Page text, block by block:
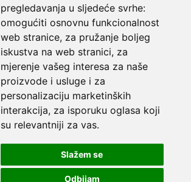
pregledavanja u sljedeće svrhe:
omogućiti osnovnu funkcionalnost
web stranice, za pružanje boljeg
iskustva na web stranici, za
mjerenje vašeg interesa za naše
proizvode i usluge i za
personalizaciju marketinških
interakcija, za isporuku oglasa koji
su relevantniji za vas.
Slažem se
Odbijam